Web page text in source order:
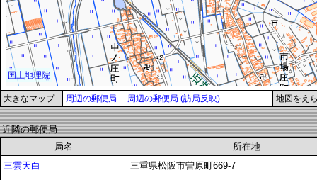
大きなマップ 周辺の郵便局 周辺の郵便局 (訪局反映) 地図をえ
近隣の郵便局
局名
所在地
三雲天白
三重県松阪市曽原町669-7